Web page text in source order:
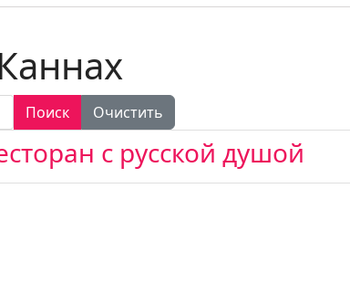
Поиск Очистить
с русской душой